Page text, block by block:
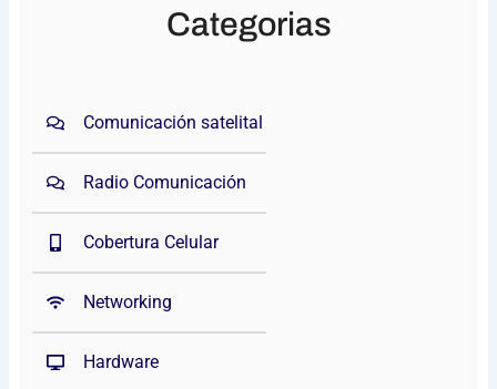
Categorias
Comunicación satelital
Radio Comunicación
Cobertura Celular
Networking
Hardware